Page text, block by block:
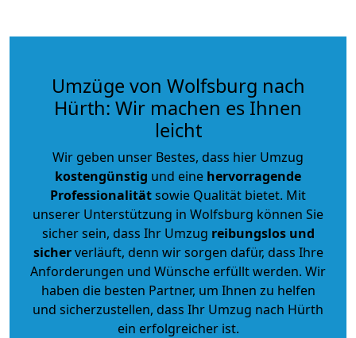
Umzüge von Wolfsburg nach
Hürth: Wir machen es Ihnen
leicht
Wir geben unser Bestes, dass hier Umzug
kostengünstig und eine hervorragende
Professionalitätsowie Qualität bietet. Mit
unserer Unterstützung in Wolfsburg können Sie
sicher sein, dass Ihr Umzug reibungslos und
sicherverläuft, denn wir sorgen dafür, dass Ihre
Anforderungen und Wünsche erfüllt werden. Wir
haben die besten Partner, um Ihnen zu helfen
und sicherzustellen, dass Ihr Umzug nach Hürth
ein erfolgreicher ist.